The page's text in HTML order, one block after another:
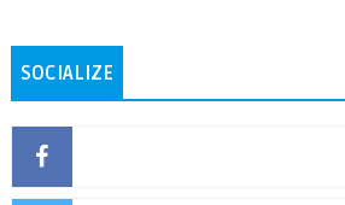
SOCIALIZE